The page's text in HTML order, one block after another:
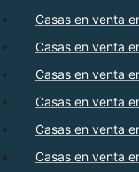
Casas en venta
Casas en venta
Casas en venta
Casas en venta
Casas en venta
Casas en venta